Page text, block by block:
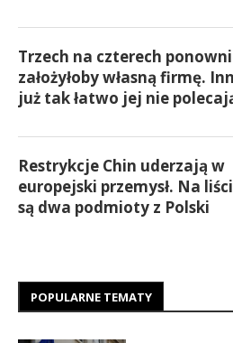
Trzech na czterech
założyłoby własną firmę.
już tak łatwo jej nie
Restrykcje Chin uderzają w
europejski przemysł. Na
są dwa podmioty z Polski
POPULARNE TEMATY